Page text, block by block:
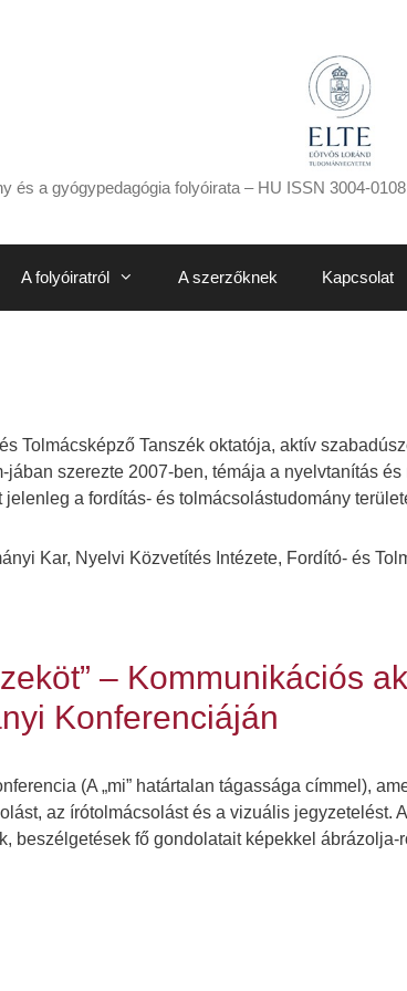
és a gyógypedagógia folyóirata – HU ISSN 3004-
A folyóiratról A szerzőknek Kapcsolat
Tolmácsképző Tanszék oktatója, aktív
szerezte 2007-ben, témája a nyelvtanítás
a fordítás- és tolmácsolástudomány
Kar, Nyelvi Közvetítés Intézete, Fordító- és
– Kommunikációs
Konferenciáján
(A „mi” határtalan tágassága címmel),
az írótolmácsolást és a vizuális jegyzetelést.
beszélgetések fő gondolatait képekkel